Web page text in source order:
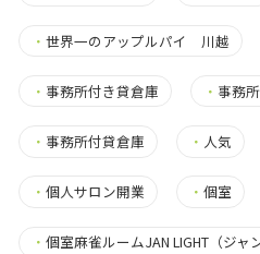
・ 世界一のアップルパイ 川越
・ 事務所付き貸倉庫 ・ 事務
・ 事務所付貸倉庫 ・ 人気
・ 個人サロン開業 ・個室
・ 個室麻雀ルームJAN LIGHT（ジャ